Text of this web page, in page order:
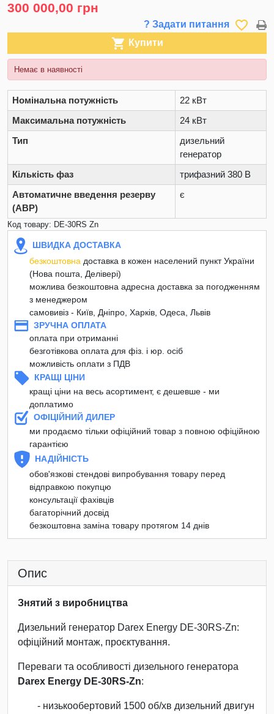
300 000,00 грн
? Задати питання favorite_border
 Купити
Немає в наявності
Номінальна потужність
22 кВт
Максимальна потужність
24 кВт
Тип
дизельний
генератор
Кількість фаз
трифазний 380 В
Автоматичне введення резерву
(АВР)
є
Код товару: DE-30RS Zn
ШВИДКА ДОСТАВКА
безкоштовна доставка в кожен населений пункт України
(Нова пошта, Делівері)
можлива безкоштовна адресна доставка за погодженням
з менеджером
самовивіз - Київ, Дніпро, Харків, Одеса, Львів
ЗРУЧНА ОПЛАТА
оплата при отриманні
безготівкова оплата для фіз. і юр. осіб
можливість оплати з ПДВ
КРАЩІ ЦІНИ
кращі ціни на весь асортимент, є дешевше - ми
доплатимо
ОФІЦІЙНИЙ ДИЛЕР
ми продаємо тільки офіційний товар з повною офіційною
гарантією
НАДІЙНІСТЬ
обов'язкові стендові випробування товару перед
відправкою покупцю
консультації фахівців
багаторічний досвід
безкоштовна заміна товару протягом 14 днів
Опис
Знятий з виробництва
Дизельний генератор Darex Energy DE-30RS-Zn:
офіційний монтаж, проєктування.
Переваги та особливості дизельного генератора
Darex Energy DE-30RS-Zn:
- низькообертовий 1500 об/хв дизельний двигун